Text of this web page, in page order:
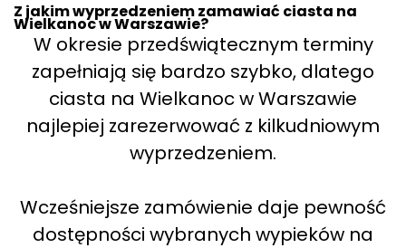
Z jakim wyprzedzeniem zamawiać ciasta na
Wielkanoc w Warszawie?
W okresie przedświątecznym terminy
zapełniają się bardzo szybko, dlatego
ciasta na Wielkanoc w Warszawie
najlepiej zarezerwować z kilkudniowym
wyprzedzeniem.
Wcześniejsze zamówienie daje pewność
dostępności wybranych wypieków na